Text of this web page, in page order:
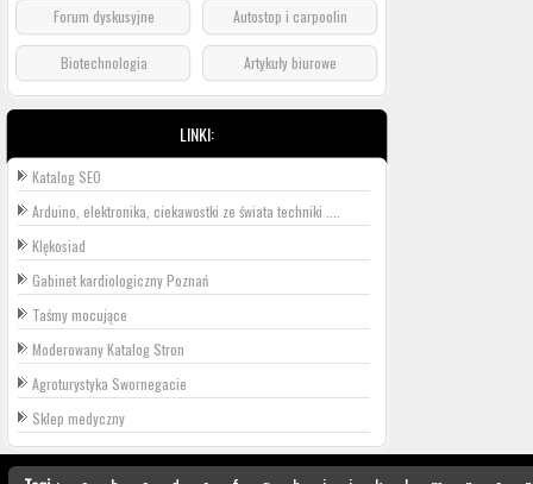
Forum dyskusyjne Autostop i carpoolin
Biotechnologia Artykuły biurowe
LINKI:
Katalog SEO
Arduino, elektronika, ciekawostki ze świata techniki ....
Klękosiad
Gabinet kardiologiczny Poznań
Taśmy mocujące
Moderowany Katalog Stron
Agroturystyka Swornegacie
Sklep medyczny